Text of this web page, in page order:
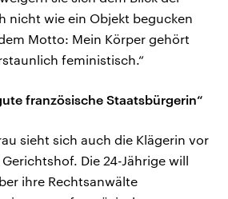
nicht wie ein Objekt begucken
Motto: Mein Körper gehört
feministisch.“
französische Staatsbürgerin“
sieht sich auch die Klägerin vor
Die 24-Jährige will
ihre Rechtsanwälte